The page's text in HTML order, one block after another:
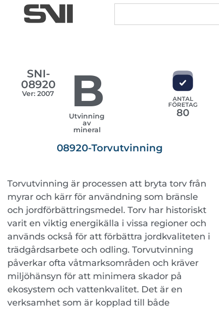
SNI-
08920
Ver: 2007 B
Utvinning
av
mineral
ANTAL
FÖRETAG
80
08920-Torvutvinning
Torvutvinning är processen att bryta torv från
myrar och kärr för användning som bränsle
och jordförbättringsmedel. Torv har historiskt
varit en viktig energikälla i vissa regioner och
används också för att förbättra jordkvaliteten i
trädgårdsarbete och odling. Torvutvinning
påverkar ofta våtmarksområden och kräver
miljöhänsyn för att minimera skador på
ekosystem och vattenkvalitet. Det är en
verksamhet som är kopplad till både